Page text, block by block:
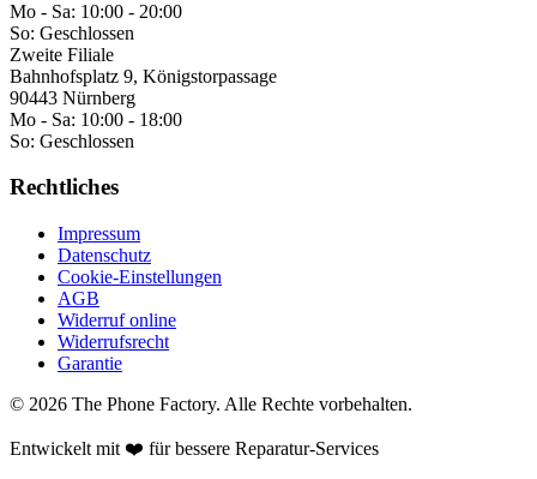
Mo - Sa: 10:00 - 20:00
So: Geschlossen
Zweite Filiale
Bahnhofsplatz 9, Königstorpassage
90443 Nürnberg
Mo - Sa: 10:00 - 18:00
So: Geschlossen
Rechtliches
Impressum
Datenschutz
Cookie-Einstellungen
AGB
Widerruf online
Widerrufsrecht
Garantie
© 2026 The Phone Factory. Alle Rechte vorbehalten.
Entwickelt mit ❤️ für bessere Reparatur-Services